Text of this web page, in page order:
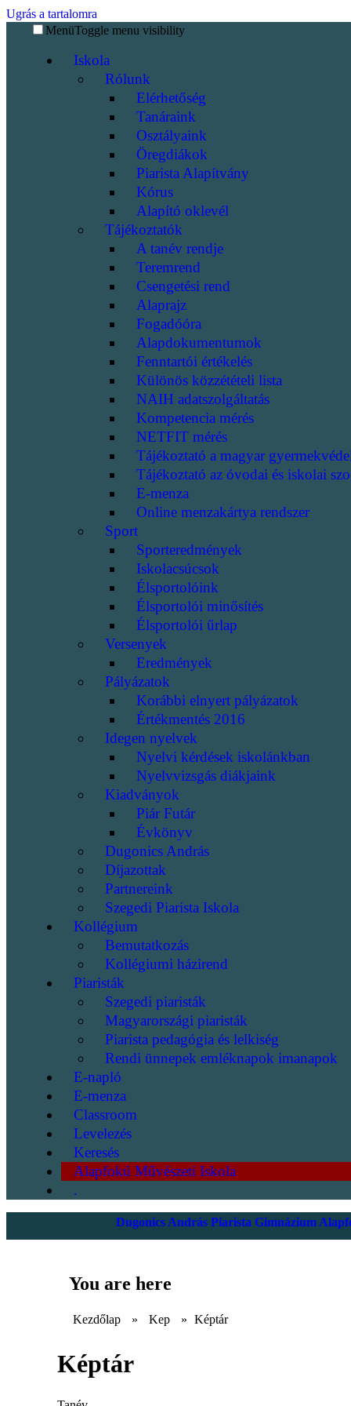
Ugrás a tartalomra
MenüToggle menu visibility
Iskola
Rólunk
Elérhetőség
Tanáraink
Osztályaink
Öregdiákok
Piarista Alapítvány
Kórus
Alapító oklevél
Tájékoztatók
A tanév rendje
Teremrend
Csengetési rend
Alaprajz
Fogadóóra
Alapdokumentumok
Fenntartói értékelés
Különös közzétételi lista
NAIH adatszolgáltatás
Kompetencia mérés
NETFIT mérés
Tájékoztató a magyar
Tájékoztató az óvodai és iskolai
E-menza
Online menzakártya rendszer
Sport
Sporteredmények
Iskolacsúcsok
Élsportolóink
Élsportolói minősítés
Élsportolói űrlap
Versenyek
Eredmények
Pályázatok
Korábbi elnyert pályázatok
Értékmentés 2016
Idegen nyelvek
Nyelvi kérdések iskolánkban
Nyelvvizsgás diákjaink
Kiadványok
Piár Futár
Évkönyv
Dugonics András
Díjazottak
Partnereink
Szegedi Piarista Iskola
Kollégium
Bemutatkozás
Kollégiumi házirend
Piaristák
Szegedi piaristák
Magyarországi piaristák
Piarista pedagógia és lelkiség
Rendi ünnepek emléknapok imanapok
E-napló
E-menza
Classroom
Levelezés
Keresés
Alapfokú Művészeti Iskola
.
Dugonics András Piarista Gimnázium
You are here
Kezdőlap » Kep » Képtár
Képtár